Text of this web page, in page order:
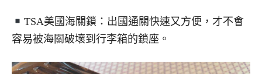
TSA美國海關鎖：出國通關快速又方便，才不會
容易被海關破壞到行李箱的鎖座。